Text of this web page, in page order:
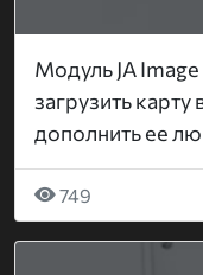
Модуль JA
загрузить
дополнить ее
749